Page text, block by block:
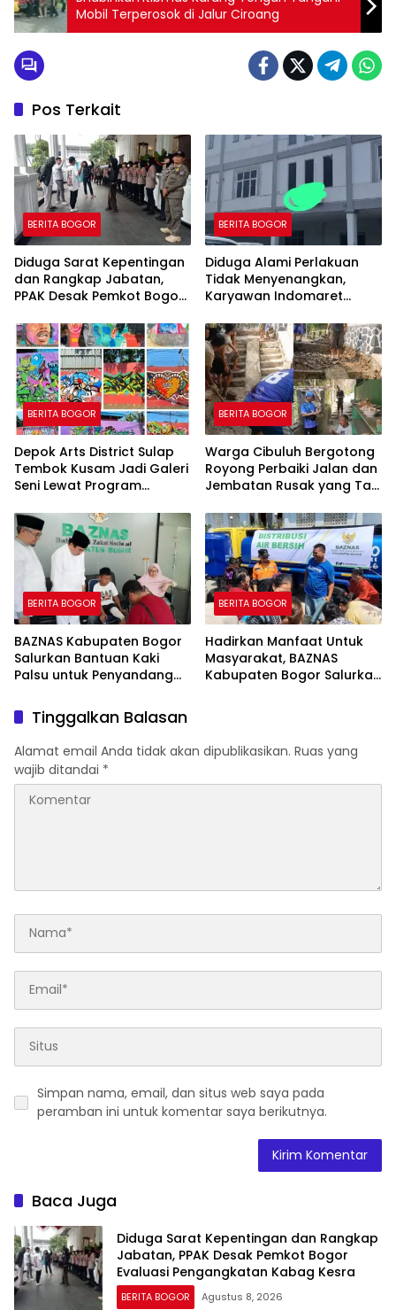
Mobil Terperosok di Jalur Ciroang
Pos Terkait
BERITA BOGOR
Diduga Sarat Kepentingan
dan Rangkap Jabatan,
PPAK Desak Pemkot Bogor
Kabag Kesra
BERITA BOGOR
Diduga Alami Perlakuan
Tidak Menyenangkan,
Karyawan Indomaret
Dipermalukan di Hadapan
Rekan Kerja
BERITA BOGOR
Depok Arts District Sulap
Tembok Kusam Jadi Galeri
Seni Lewat Program
BERITA BOGOR
Warga Cibuluh Bergotong
Royong Perbaiki Jalan dan
Jembatan Rusak yang Tak
BERITA BOGOR
BAZNAS Kabupaten Bogor
Salurkan Bantuan Kaki
Palsu untuk Penyandang
Kepedulian dalam
Program “Bogor Peduli”
BERITA BOGOR
Hadirkan Manfaat Untuk
Masyarakat, BAZNAS
Kabupaten Bogor Salurkan
Tinggalkan Balasan
Alamat email Anda tidak akan dipublikasikan. Ruas yang
wajib ditandai *
Simpan nama, email, dan situs web saya pada
peramban ini untuk komentar saya berikutnya.
Baca Juga
Diduga Sarat Kepentingan dan Rangkap
Jabatan, PPAK Desak Pemkot Bogor
Evaluasi Pengangkatan Kabag Kesra
BERITA BOGOR Agustus 8, 2026